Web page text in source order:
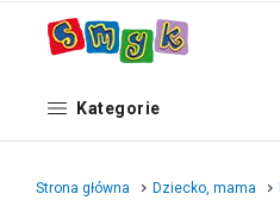
Kategorie
Strona główna Dziecko, mama